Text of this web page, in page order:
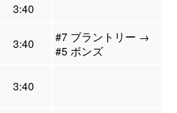
3:40
3:40
#7 ブラントリー →
#5 ボンズ
3:40